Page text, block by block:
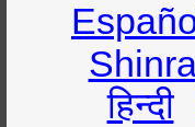
हिन्दी